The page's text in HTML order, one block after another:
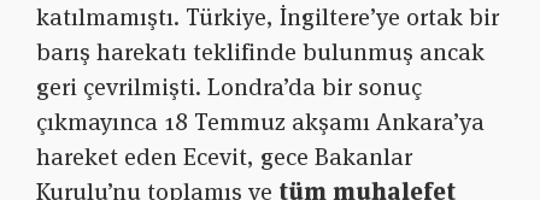
katılmamıştı. Türkiye, İngiltere’ye ortak bir
barış harekatı teklifinde bulunmuş ancak
geri çevrilmişti. Londra’da bir sonuç
çıkmayınca 18 Temmuz akşamı Ankara’ya
hareket eden Ecevit, gece Bakanlar
Kurulu’nu toplamış ve tüm muhalefet